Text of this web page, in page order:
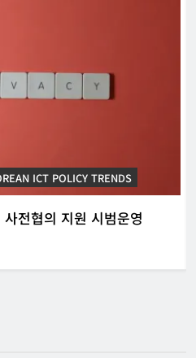
ICT POLICY TRENDS
전협의 지원 시범운영